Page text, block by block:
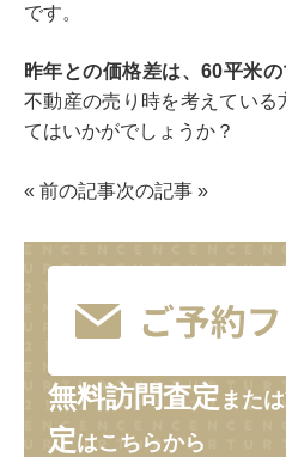
です。
昨年との価格差は、60平米
不動産の売り時を考えてい
てはいかがでしょうか？
« 前の記事次の記事 »
無料訪問査定 または
定はこちらから